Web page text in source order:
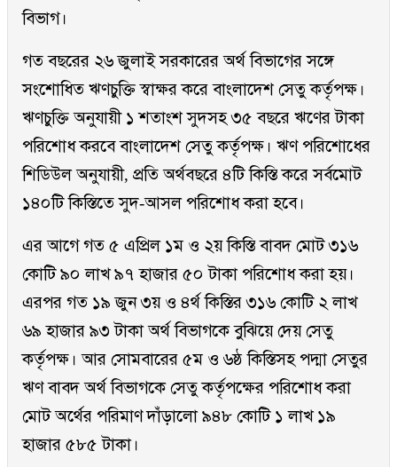
বিভাগ।
গত বছরের ২৬ জুলাই সরকারের অর্থ বিভাগের সঙ্গে
সংশোধিত ঋণচুক্তি স্বাক্ষর করে বাংলাদেশ সেতু কর্তৃপক্ষ।
ঋণচুক্তি অনুযায়ী ১ শতাংশ সুদসহ ৩৫ বছরে ঋণের টাকা
পরিশোধ করবে বাংলাদেশ সেতু কর্তৃপক্ষ। ঋণ পরিশোধের
শিডিউল অনুযায়ী, প্রতি অর্থবছরে ৪টি কিস্তি করে সর্বমোট
১৪০টি কিস্তিতে সুদ-আসল পরিশোধ করা হবে।
এর আগে গত ৫ এপ্রিল ১ম ও ২য় কিস্তি বাবদ মোট ৩১৬
কোটি ৯০ লাখ ৯৭ হাজার ৫০ টাকা পরিশোধ করা হয়।
এরপর গত ১৯ জুন ৩য় ও ৪র্থ কিস্তির ৩১৬ কোটি ২ লাখ
৬৯ হাজার ৯৩ টাকা অর্থ বিভাগকে বুঝিয়ে দেয় সেতু
কর্তৃপক্ষ। আর সোমবারের ৫ম ও ৬ষ্ঠ কিস্তিসহ পদ্মা সেতুর
ঋণ বাবদ অর্থ বিভাগকে সেতু কর্তৃপক্ষের পরিশোধ করা
মোট অর্থের পরিমাণ দাঁড়ালো ৯৪৮ কোটি ১ লাখ ১৯
হাজার ৫৮৫ টাকা।